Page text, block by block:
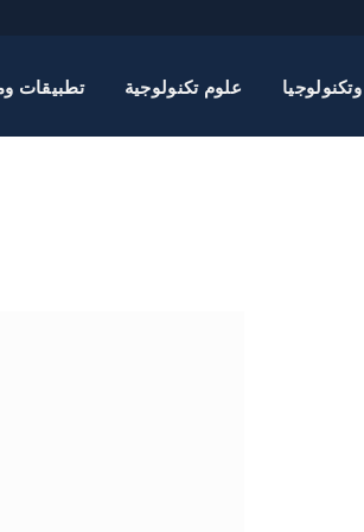
علوم تكنولوجية تطبيقات